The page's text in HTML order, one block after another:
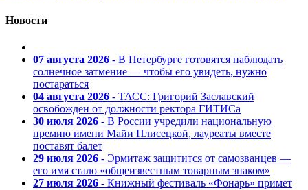
Новости
07 августа 2026 - В Петербурге готовятся наблюдать
солнечное затмение — чтобы его увидеть, нужно
постараться
04 августа 2026 - ТАСС: Григорий Заславский
освобожден от должности ректора ГИТИСа
30 июля 2026 - В России учредили национальную
премию имени Майи Плисецкой, лауреаты вместе
поставят балет
29 июля 2026 - Эрмитаж защитится от самозванцев —
его имя стало «общеизвестным товарным знаком»
27 июля 2026 - Книжный фестиваль «Фонарь» примет